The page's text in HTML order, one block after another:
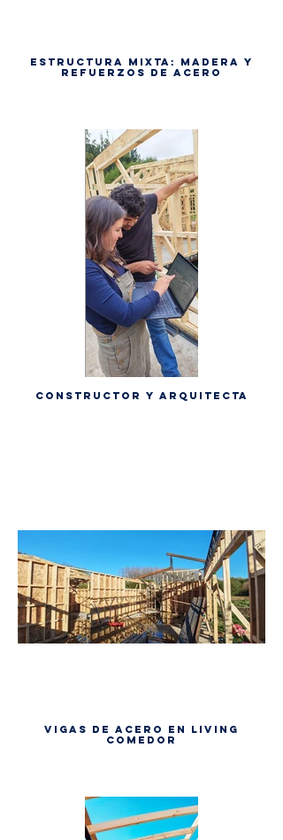
Estructura mixta: madera y
refuerzos de acero
Constructor y arquitecta
Vigas de acero en living
comedor